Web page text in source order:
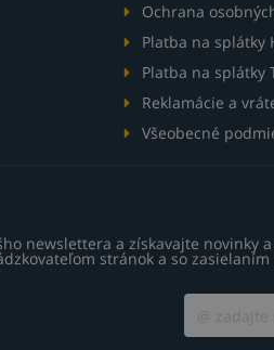
Ochrana
Platba na splátky
Platba na splátky
Reklamácie a
Všeobecné
newslettera a získavajte novinky
stránok a so